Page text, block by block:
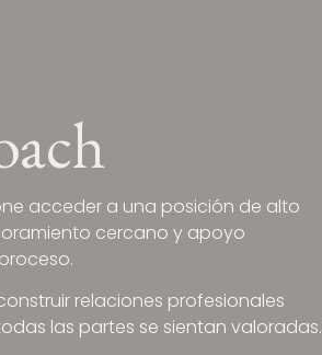
acceder a una posición de alto
cercano y apoyo
relaciones profesionales
las partes se sientan valoradas.